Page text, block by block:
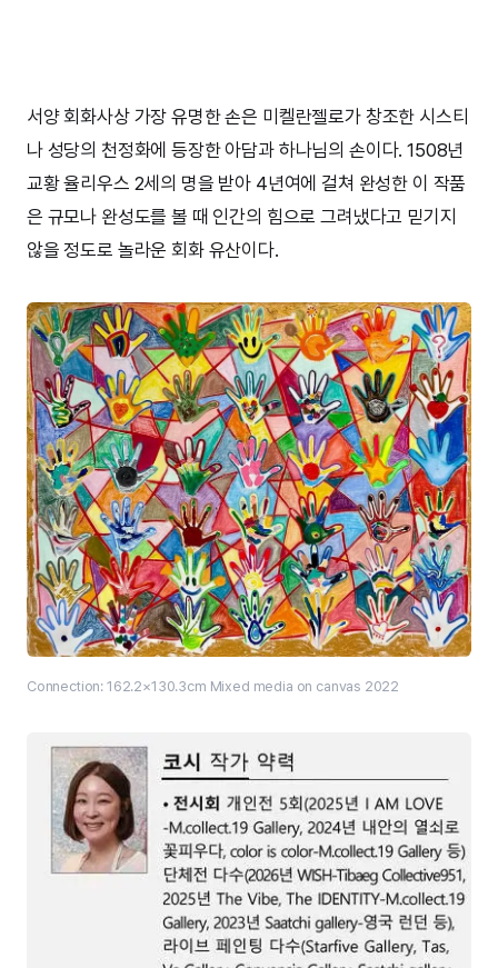
서양 회화사상 가장 유명한 손은 미켈란젤로가 창조한 시스티
나 성당의 천정화에 등장한 아담과 하나님의 손이다. 1508년
교황 율리우스 2세의 명을 받아 4년여에 걸쳐 완성한 이 작품
은 규모나 완성도를 볼 때 인간의 힘으로 그려냈다고 믿기지
않을 정도로 놀라운 회화 유산이다.
Connection: 162.2×130.3cm Mixed media on canvas 2022